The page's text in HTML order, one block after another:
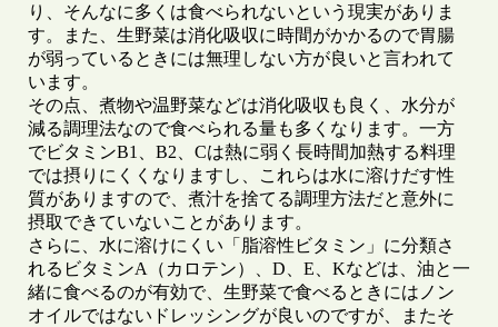
り、そんなに多くは食べられないという現実がありま
す。また、生野菜は消化吸収に時間がかかるので胃腸
が弱っているときには無理しない方が良いと言われて
います。
その点、煮物や温野菜などは消化吸収も良く、水分が
減る調理法なので食べられる量も多くなります。一方
でビタミンB1、B2、Cは熱に弱く長時間加熱する料理
では摂りにくくなりますし、これらは水に溶けだす性
質がありますので、煮汁を捨てる調理方法だと意外に
摂取できていないことがあります。
さらに、水に溶けにくい「脂溶性ビタミン」に分類さ
れるビタミンA（カロテン）、D、E、Kなどは、油と一
緒に食べるのが有効で、生野菜で食べるときにはノン
オイルではないドレッシングが良いのですが、またそ